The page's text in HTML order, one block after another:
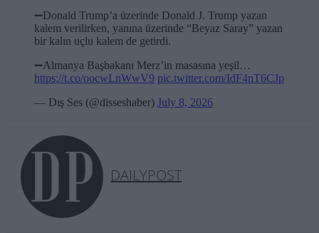
kalem verilirken, yanına üzerinde “Beyaz Saray” yazan
bir kalın uçlu kalem de getirdi.
https://t.co/oocwLnWwV9 pic.twitter.com/IdF4nT6CJp